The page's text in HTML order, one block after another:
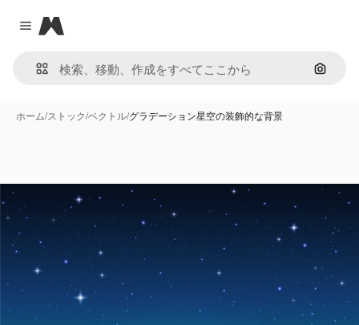
Close menu
Magnific
画像で
ホーム/ストック/ベクトル/グラデーション星空の装飾的な背景